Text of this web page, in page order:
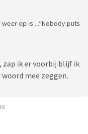
op is ...“Nobody puts
zap ik er voorbij blijf ik
mee zeggen.